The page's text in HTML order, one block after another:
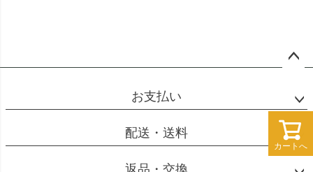
カートへ
カートへ
ップ
へ
お支払い
配送・送料
返品・交換